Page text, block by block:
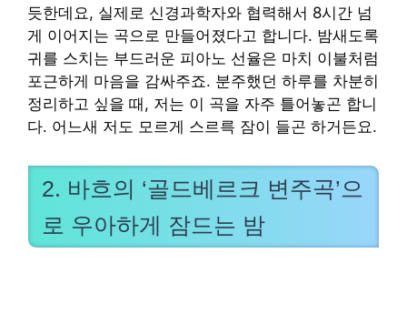
듯한데요, 실제로 신경과학자와 협력해서 8시간 넘
게 이어지는 곡으로 만들어졌다고 합니다. 밤새도록
귀를 스치는 부드러운 피아노 선율은 마치 이불처럼
포근하게 마음을 감싸주죠. 분주했던 하루를 차분히
정리하고 싶을 때, 저는 이 곡을 자주 틀어놓곤 합니
다. 어느새 저도 모르게 스르륵 잠이 들곤 하거든요.
2. 바흐의 ‘골드베르크 변주곡’으
로 우아하게 잠드는 밤